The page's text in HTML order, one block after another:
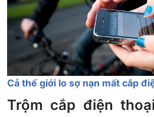
Cả thế giới lo sợ nạn mất cắp
Trộm cắp điện